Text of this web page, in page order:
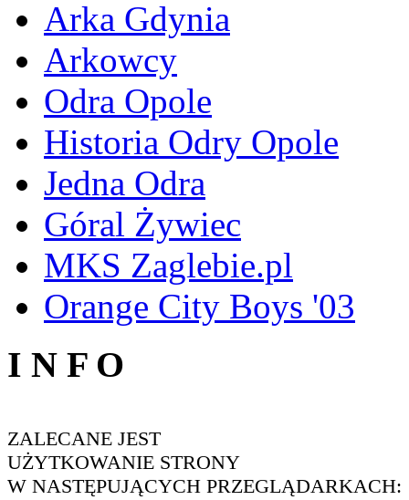
Arka Gdynia
Arkowcy
Odra Opole
Historia Odry Opole
Jedna Odra
Góral Żywiec
MKS Zaglebie.pl
Orange City Boys '03
I N F O
ZALECANE JEST
UŻYTKOWANIE STRONY
W NASTĘPUJĄCYCH PRZEGLĄDARKACH: